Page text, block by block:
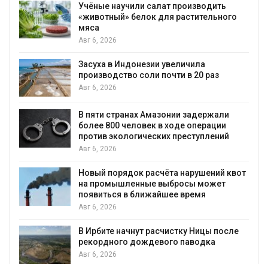
Учёные научили салат производить
«животный» белок для растительного
мяса
Авг 6, 2026
Засуха в Индонезии увеличила
производство соли почти в 20 раз
Авг 6, 2026
В пяти странах Амазонии задержали
более 800 человек в ходе операции
против экологических преступлений
Авг 6, 2026
Новый порядок расчёта нарушений квот
на промышленные выбросы может
появиться в ближайшее время
Авг 6, 2026
В Ирбите начнут расчистку Ницы после
рекордного дождевого паводка
Авг 6, 2026